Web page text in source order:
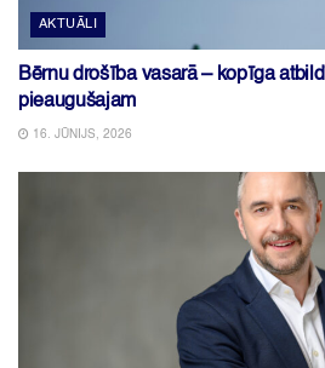
AKTUĀLI
Bērnu drošība vasarā – kopīga
pieaugušajam
16. JŪNIJS, 2026